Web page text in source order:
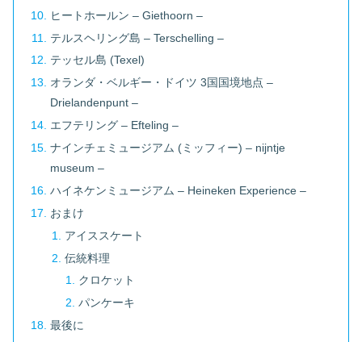
ヒートホールン – Giethoorn –
テルスヘリング島 – Terschelling –
テッセル島 (Texel)
オランダ・ベルギー・ドイツ 3国国境地点 –
Drielandenpunt –
エフテリング – Efteling –
ナインチェミュージアム (ミッフィー) – nijntje
museum –
ハイネケンミュージアム – Heineken Experience –
おまけ
アイススケート
伝統料理
クロケット
パンケーキ
最後に